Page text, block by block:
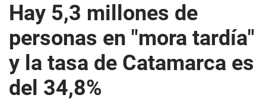
Hay 5,3 millones de
personas en "mora tardía"
y la tasa de Catamarca es
del 34,8%